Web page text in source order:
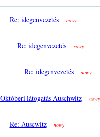
Re: idegenvezetés nowy
Re: idegenvezetés nowy
Re: idegenvezetés nowy
Októberi látogatás Auschwitz nowy
Re: Auscwitz nowy